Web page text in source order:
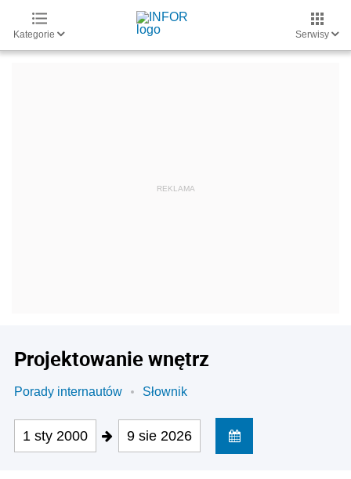
Kategorie Serwisy
Projektowanie wnętrz
Porady internautów Słownik
1 sty 2000 9 sie 2026